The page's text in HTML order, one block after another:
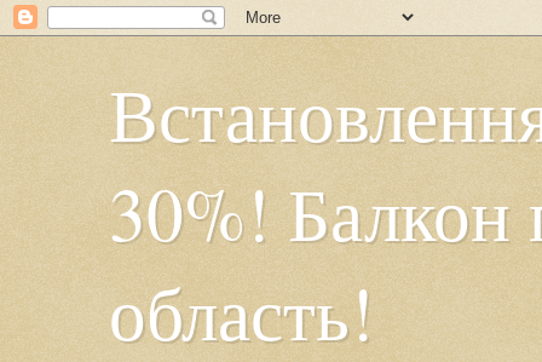
30%! Балкон
область!